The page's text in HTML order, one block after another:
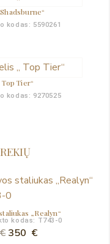
kodas: 5590261
Tier“
kodas: 9270525
„Realyn“
kodas: T743-0
€ Original
350 €Current